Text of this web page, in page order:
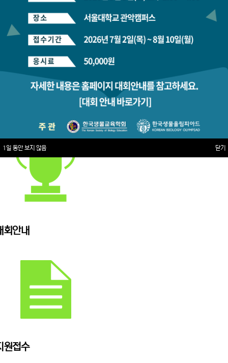
2026 대회 접수 안내
회안내
원접수
1일 동안 보지 않음 닫기